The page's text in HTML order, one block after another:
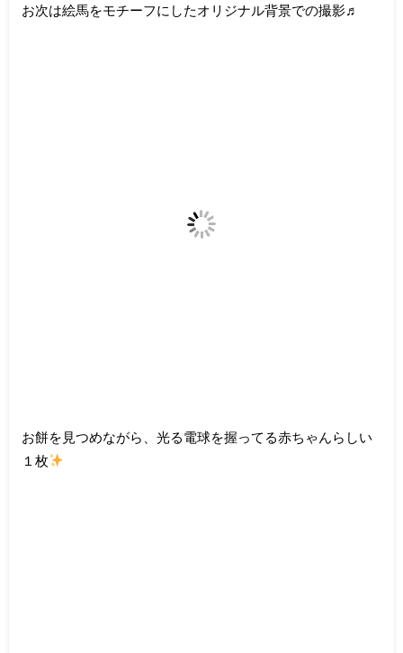
お次は絵馬をモチーフにしたオリジナル背景での撮影♬
お餅を見つめながら、光る電球を握ってる赤ちゃんらしい
１枚